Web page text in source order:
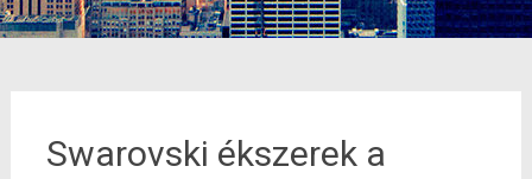
Swarovski ékszerek a